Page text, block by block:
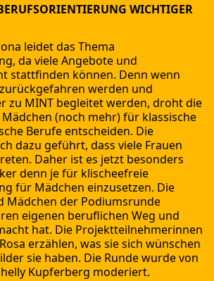
WICHTIGER
leidet das Thema
da viele Angebote und
stattfinden können. Denn wenn
werden und
zu MINT begleitet werden, droht die
Mädchen (noch mehr) für klassische
Berufe entscheiden. Die
dazu geführt, dass viele Frauen
Daher ist es jetzt besonders
denn je für klischeefreie
für Mädchen einzusetzen. Die
Mädchen der Podiumsrunde
eigenen beruflichen Weg und
hat. Die Projektteilnehmerinnen
erzählen, was sie sich wünschen
sie haben. Die Runde wurde von
Kupferberg moderiert.